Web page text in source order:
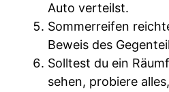
Auto verteilst.
Sommerreifen
Beweis des
Solltest du ein
sehen, probiere